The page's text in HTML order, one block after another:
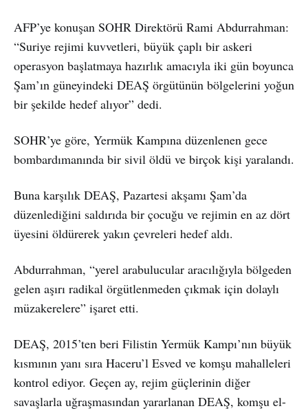
AFP’ye konuşan SOHR Direktörü Rami Abdurrahman:
“Suriye rejimi kuvvetleri, büyük çaplı bir askeri
operasyon başlatmaya hazırlık amacıyla iki gün boyunca
Şam’ın güneyindeki DEAŞ örgütünün bölgelerini yoğun
bir şekilde hedef alıyor” dedi.
SOHR’ye göre, Yermük Kampına düzenlenen gece
bombardımanında bir sivil öldü ve birçok kişi yaralandı.
Buna karşılık DEAŞ, Pazartesi akşamı Şam’da
düzenlediğini saldırıda bir çocuğu ve rejimin en az dört
üyesini öldürerek yakın çevreleri hedef aldı.
Abdurrahman, “yerel arabulucular aracılığıyla bölgeden
gelen aşırı radikal örgütlenmeden çıkmak için dolaylı
müzakerelere” işaret etti.
DEAŞ, 2015’ten beri Filistin Yermük Kampı’nın büyük
kısmının yanı sıra Haceru’l Esved ve komşu mahalleleri
kontrol ediyor. Geçen ay, rejim güçlerinin diğer
savaşlarla uğraşmasından yararlanan DEAŞ, komşu el-